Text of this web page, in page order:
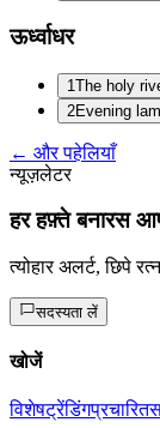
ऊर्ध्वाधर
1The holy
2Evening
← और पहेलियाँ
न्यूज़लेटर
हर हफ़्ते बनारस
त्योहार अलर्ट, छिपे
सदस्यता लें
खोजें
विशेषट्रेंडिंगप्रचारित